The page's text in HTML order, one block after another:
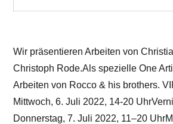
Wir präsentieren Arbeiten von
Christoph Rode.Als spezielle One
Arbeiten von Rocco & his brothers.
Mittwoch, 6. Juli 2022, 14-20
Donnerstag, 7. Juli 2022, 11–20